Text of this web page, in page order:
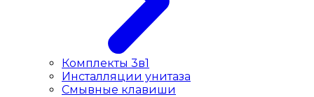
Комплекты 3в1
Инсталляции унитаза
Смывные клавиши